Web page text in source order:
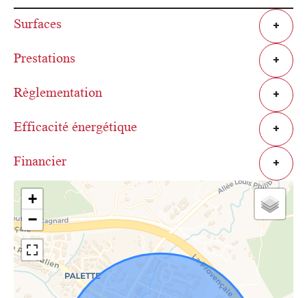
Surfaces +
Prestations +
Règlementation +
Efficacité énergétique +
Financier +
+
−